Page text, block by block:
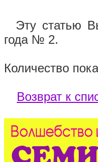
Эту статью
года № 2.
Количество
Возврат к